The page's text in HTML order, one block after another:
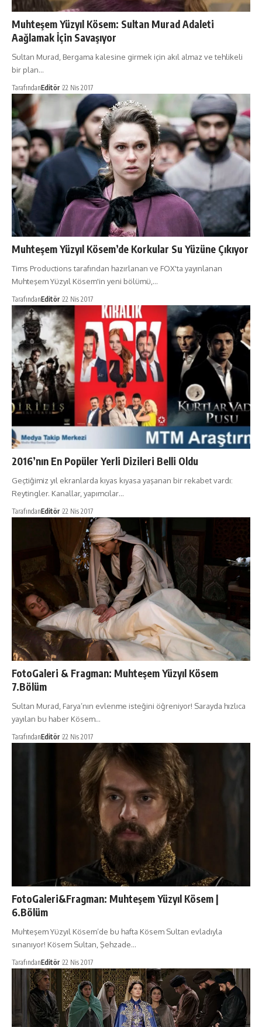
Muhteşem Yüzyıl Kösem: Sultan Murad Adaleti
Aağlamak İçin Savaşıyor
Sultan Murad, Bergama kalesine girmek için akıl almaz ve tehlikeli
bir plan…
TarafındanEditör 22 Nis 2017
Muhteşem Yüzyıl Kösem’de Korkular Su Yüzüne Çıkıyor
Tims Productions tarafından hazırlanan ve FOX'ta yayınlanan
Muhteşem Yüzyıl Kösem'in yeni bölümü,…
TarafındanEditör 22 Nis 2017
2016’nın En Popüler Yerli Dizileri Belli Oldu
Geçtiğimiz yıl ekranlarda kıyas kıyasa yaşanan bir rekabet vardı:
Reytingler. Kanallar, yapımcılar…
TarafındanEditör 22 Nis 2017
FotoGaleri & Fragman: Muhteşem Yüzyıl Kösem
7.Bölüm
Sultan Murad, Farya’nın evlenme isteğini öğreniyor! Sarayda hızlıca
yayılan bu haber Kösem…
TarafındanEditör 22 Nis 2017
FotoGaleri&Fragman: Muhteşem Yüzyıl Kösem |
6.Bölüm
Muhteşem Yüzyıl Kösem’de bu hafta Kösem Sultan evladıyla
sınanıyor! Kösem Sultan, Şehzade…
TarafındanEditör 22 Nis 2017